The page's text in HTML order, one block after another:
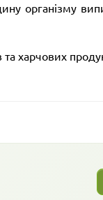
організму
харчових